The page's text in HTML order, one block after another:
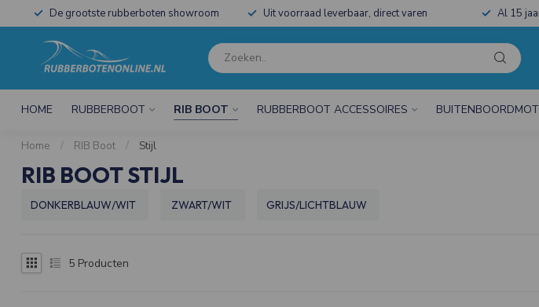
De grootste rubberboten showroom Uit voorraad leverbaar, direct varen Al 15
HOME RUBBERBOOT RIB BOOT RUBBERBOOT ACCESSOIRES
Home / RIB Boot / Stijl
RIB BOOT STIJL
DONKERBLAUW/WIT ZWART/WIT GRIJS/LICHTBLAUW
5 Producten